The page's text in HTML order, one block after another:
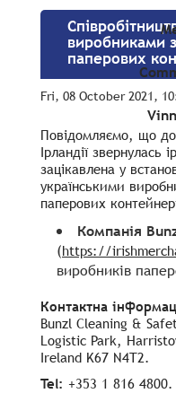
виробниками
паперових
Fri, 08 October 2021,
Повідомляємо, що
Ірландії звернулась
зацікавлена у
українськими
паперових
Компанія
(https://
виробників
Контактна
Bunzl Cleaning &
Logistic Park,
Ireland K67 N4T2.
Tel: +353 1 816 4800.